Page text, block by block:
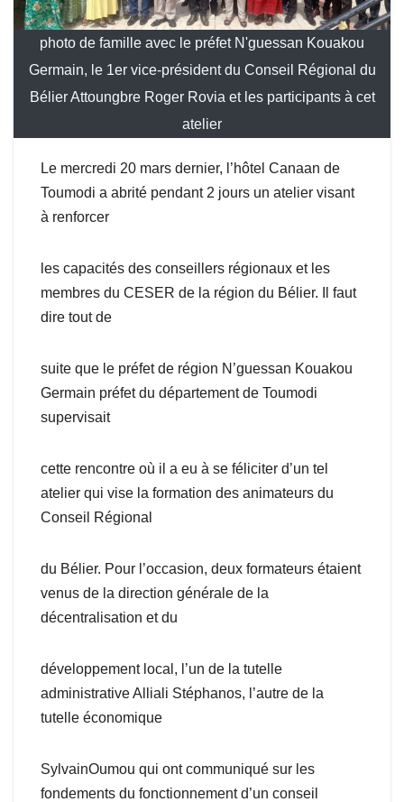
photo de famille avec le préfet N'guessan Kouakou
Germain, le 1er vice-président du Conseil Régional du
Bélier Attoungbre Roger Rovia et les participants à cet
atelier
Le mercredi 20 mars dernier, l’hôtel Canaan de
Toumodi a abrité pendant 2 jours un atelier visant
à renforcer
les capacités des conseillers régionaux et les
membres du CESER de la région du Bélier. Il faut
dire tout de
suite que le préfet de région N’guessan Kouakou
Germain préfet du département de Toumodi
supervisait
cette rencontre où il a eu à se féliciter d’un tel
atelier qui vise la formation des animateurs du
Conseil Régional
du Bélier. Pour l’occasion, deux formateurs étaient
venus de la direction générale de la
décentralisation et du
développement local, l’un de la tutelle
administrative Alliali Stéphanos, l’autre de la
tutelle économique
SylvainOumou qui ont communiqué sur les
fondements du fonctionnement d’un conseil